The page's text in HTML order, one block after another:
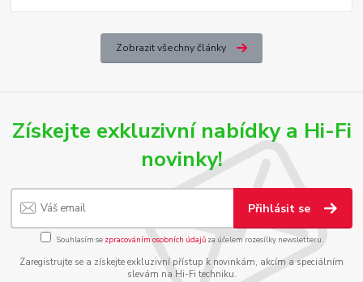
Zobrazit všechny články
Získejte exkluzivní nabídky a Hi-Fi
novinky!
Přihlásit se
Souhlasím se zpracováním osobních údajůza účelem rozesílky newsletteru.
Zaregistrujte se a získejte exkluzivní přístup k novinkám, akcím a speciálním
slevám na Hi-Fi techniku.